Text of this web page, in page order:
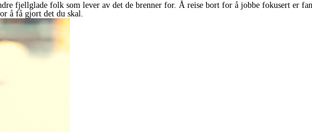
fjellglade folk som lever av det de brenner for. Å reise bort for å jobbe fokusert er
å få gjort det du skal.